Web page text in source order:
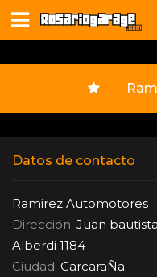
Datos de contacto
Ramirez Automotores
Dirección: Juan
Alberdi 1184
Ciudad: CarcaraÑa